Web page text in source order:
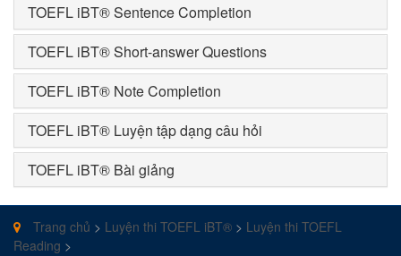
TOEFL iBT® Sentence Completion
TOEFL iBT® Short-answer Questions
TOEFL iBT® Note Completion
TOEFL iBT® Luyện tập dạng câu hỏi
TOEFL iBT® Bài giảng
Trang chủ > Luyện thi TOEFL iBT® > Luyện thi TOEFL
Reading >